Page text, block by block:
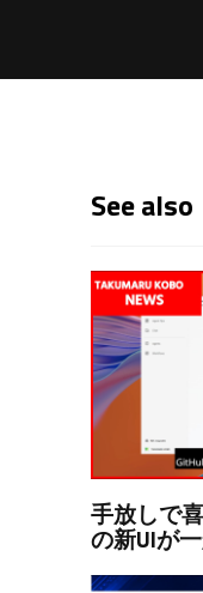
See also
手放しで
の新UIが